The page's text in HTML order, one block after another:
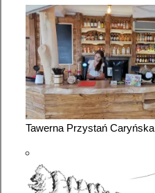
Tawerna Przystań Caryńska